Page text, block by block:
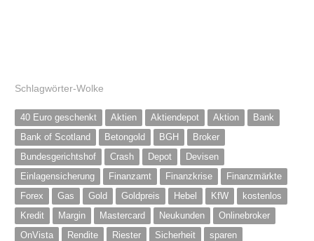
Schlagwörter-Wolke
40 Euro geschenkt Aktien Aktiendepot Aktion
Bank
Bank of Scotland
Betongold BGH
Broker
Bundesgerichtshof
Crash Depot
Devisen
Einlagensicherung
Finanzamt Finanzkrise
Finanzmärkte
Forex
Gas Gold Goldpreis Hebel KfW
kostenlos
Kredit
Margin Mastercard Neukunden
Onlinebroker
OnVista
Rendite Riester Sicherheit
sparen